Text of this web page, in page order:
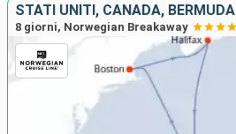
STATI UNITI, CANADA, BERMUDA
8 giorni, Norwegian Breakaway